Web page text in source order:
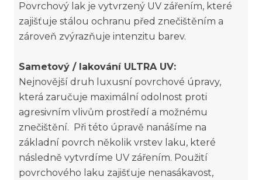
Povrchový lak je vytvrzený UV zářením, které
zajišťuje stálou ochranu před znečištěním a
zároveň zvýrazňuje intenzitu barev.
Sametový / lakování ULTRA UV:
Nejnovější druh luxusní povrchové úpravy,
která zaručuje maximální odolnost proti
agresivním vlivům prostředí a možnému
znečištění. Při této úpravě nanášíme na
základní povrch několik vrstev laku, které
následně vytvrdíme UV zářením. Použití
povrchového laku zajišťuje nenasákavost,